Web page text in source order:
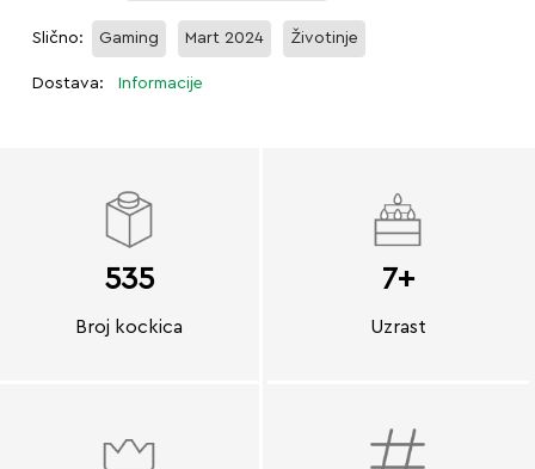
Slično: Gaming Mart 2024 Životinje
Dostava: Informacije
535
Broj kockica
7+
Uzrast